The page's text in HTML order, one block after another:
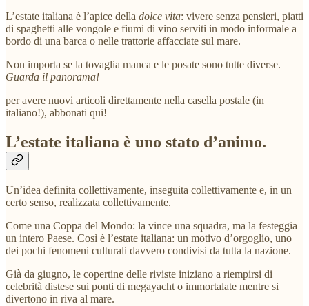
L’estate italiana è l’apice della dolce vita: vivere senza pensieri, piatti
di spaghetti alle vongole e fiumi di vino serviti in modo informale a
bordo di una barca o nelle trattorie affacciate sul mare.
Non importa se la tovaglia manca e le posate sono tutte diverse.
Guarda il panorama!
per avere nuovi articoli direttamente nella casella postale (in
italiano!), abbonati qui!
L’estate italiana è uno stato d’animo.
Un’idea definita collettivamente, inseguita collettivamente e, in un
certo senso, realizzata collettivamente.
Come una Coppa del Mondo: la vince una squadra, ma la festeggia
un intero Paese. Così è l’estate italiana: un motivo d’orgoglio, uno
dei pochi fenomeni culturali davvero condivisi da tutta la nazione.
Già da giugno, le copertine delle riviste iniziano a riempirsi di
celebrità distese sui ponti di megayacht o immortalate mentre si
divertono in riva al mare.